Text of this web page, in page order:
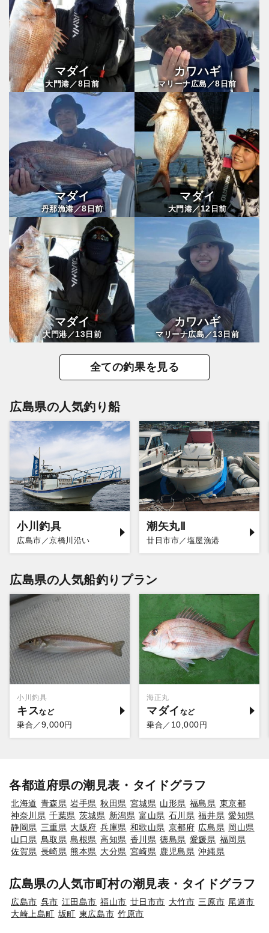
マダイ
大門港／8日前
カワハギ
マリーナ広島／8日前
マダイ
丹那漁港／8日前
マダイ
大門港／12 日前
マダイ
大門港／13日前
カワハギ
マリーナ広島／13日前
全ての釣果を見る
広島県の人気釣り船
小川釣具
広島市／京橋川沿い
潮矢丸Ⅱ
廿日市市／塩屋漁港
広島県の人気船釣りプラン
小川釣具
キス
乗合／ 9,000円
海正丸
マダイ
乗合／ 10,000円
各都道府県の潮見表・タイドグラフ
北海道 青森県 岩手県 秋田県 宮城県 山形県 福島県 東京都
神奈川県 千葉県 茨城県 新潟県 富山県 石川県 福井県 愛知県
静岡県 三重県 大阪府 兵庫県 和歌山県 京都府 広島県 岡山県
山口県 鳥取県 島根県 高知県 香川県 徳島県 愛媛県 福岡県
佐賀県 長崎県 熊本県 大分県 宮崎県 鹿児島県 沖縄県
広島県の人気市町村の潮見表・タイドグラフ
広島市 呉市 江田島市 福山市 廿日市市 大竹市 三原市 尾道市
大崎上島町 坂町 東広島市 竹原市